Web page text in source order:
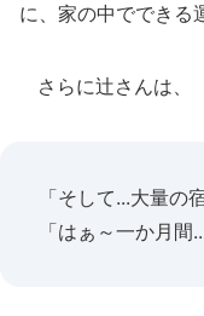
に、家の中でできる
さらに辻さんは、
「そして...大量の
「はぁ～一か月間